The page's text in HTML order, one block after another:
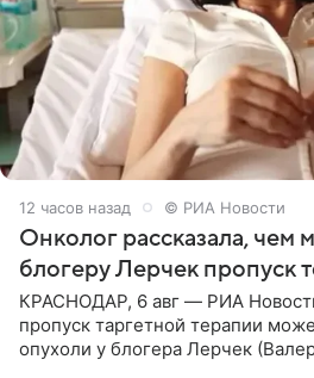
12 часов назад © РИА Новости
Онколог рассказала, чем
блогеру Лерчек пропуск
КРАСНОДАР, 6 авг — РИА
пропуск таргетной терапии
опухоли у блогера Лерчек